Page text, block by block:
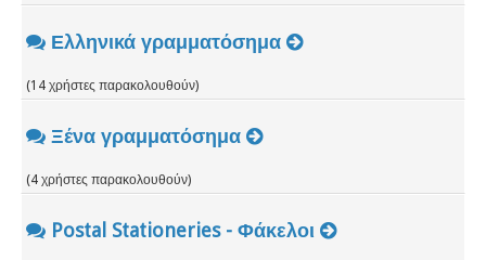
Ελληνικά γραμματόσημα
(14 χρήστες παρακολουθούν)
Ξένα γραμματόσημα
(4 χρήστες παρακολουθούν)
Postal Stationeries - Φάκελοι